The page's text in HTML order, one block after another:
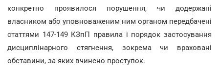
конкретно проявилося порушення, чи додержані
власником або уповноваженим ним органом передбачені
статтями 147-149 КЗпП правила і порядок застосування
дисциплінарного стягнення, зокрема чи враховані
обставини, за яких вчинено проступок.